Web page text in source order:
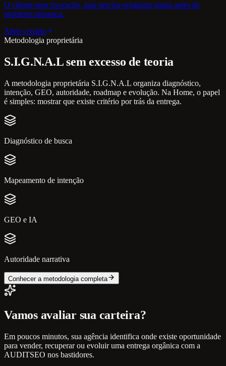
O cliente quer inovação, mas precisa organizar sinais antes de
prometer presença.
Abrir cenário
Metodologia proprietária
S.I.G.N.A.L sem excesso de teoria
A metodologia proprietária S.I.G.N.A.L organiza diagnóstico,
intenção, GEO, autoridade, roadmap e evolução. Na Home, o papel
é simples: mostrar que existe critério por trás da entrega.
Diagnóstico de busca
Mapeamento de intenção
GEO e IA
Autoridade narrativa
Conhecer a metodologia completa
Vamos avaliar sua carteira?
Em poucos minutos, sua agência identifica onde existe oportunidade
para vender, recuperar ou evoluir uma entrega orgânica com a
AUDITSEO nos bastidores.